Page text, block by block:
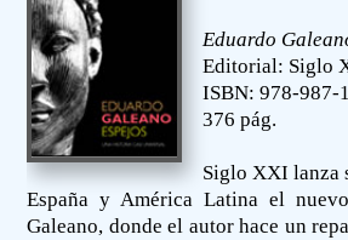
Eduardo
Editorial: Siglo
ISBN: 978-987-
376 pág.
Siglo XXI lanza
España y América Latina el
Galeano, donde el autor hace un